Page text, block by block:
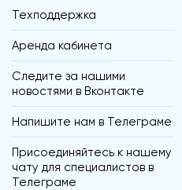
Техподдержка
Аренда кабинета
Следите за нашими
новостями в Вконтакте
Напишите нам в Телеграме
Присоединяйтесь к нашему
чату для специалистов в
Телеграме